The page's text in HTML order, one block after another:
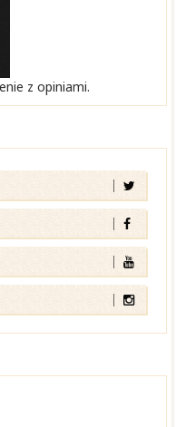
z opiniami.